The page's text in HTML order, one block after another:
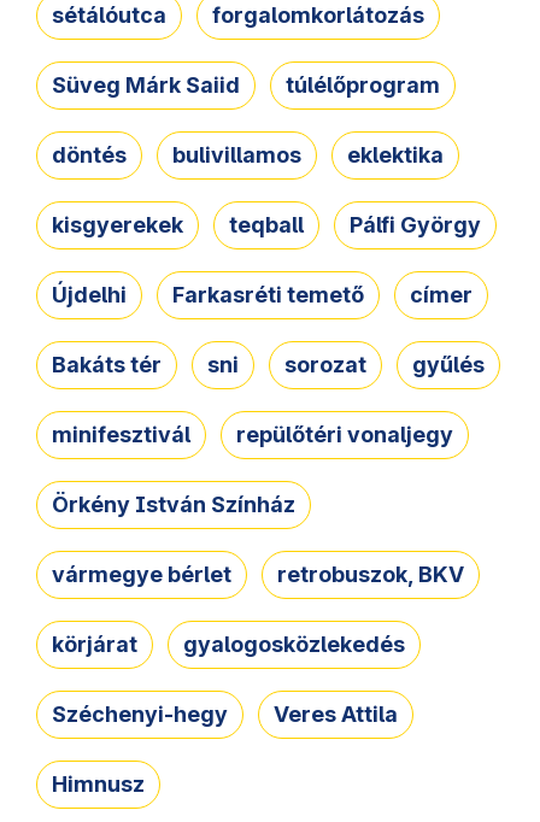
sétálóutca forgalomkorlátozás
Süveg Márk Saiid túlélőprogram
döntés bulivillamos eklektika
kisgyerekek teqball Pálfi György
Újdelhi Farkasréti temető címer
Bakáts tér sni sorozat gyűlés
minifesztivál repülőtéri vonaljegy
Örkény István Színház
vármegye bérlet retrobuszok, BKV
körjárat gyalogosközlekedés
Széchenyi-hegy Veres Attila
Himnusz